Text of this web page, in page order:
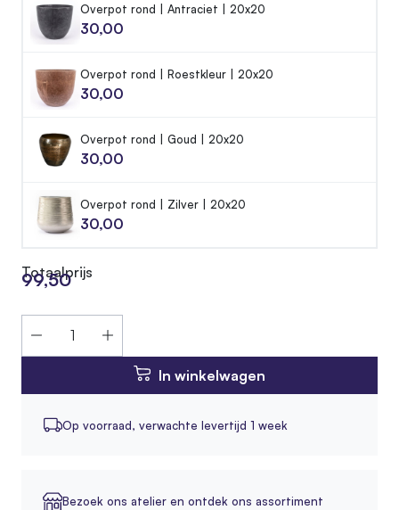
Overpot rond | Antraciet | 20x20
30,00
Overpot rond | Roestkleur | 20x20
30,00
Overpot rond | Goud | 20x20
30,00
Overpot rond | Zilver | 20x20
30,00
Totaalprijs
99,50
In winkelwagen
Op voorraad, verwachte levertijd 1 week
Bezoek ons atelier en ontdek ons assortiment